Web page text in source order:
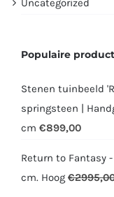
Uncategorized
Populaire
Stenen tuinbeeld
springsteen |
cm €899,00
Return to Fantasy -
cm. Hoog €